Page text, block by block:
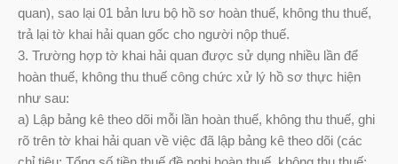
quan), sao lại 01 bản lưu bộ hồ sơ hoàn thuế, không thu thuế,
trả lại tờ khai hải quan gốc cho người nộp thuế.
3. Trường hợp tờ khai hải quan được sử dụng nhiều lần để
hoàn thuế, không thu thuế công chức xử lý hồ sơ thực hiện
như sau:
a) Lập bảng kê theo dõi mỗi lần hoàn thuế, không thu thuế, ghi
rõ trên tờ khai hải quan về việc đã lập bảng kê theo dõi (các